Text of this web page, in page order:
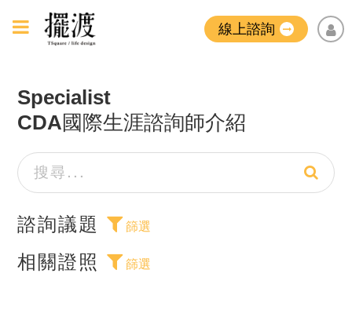
線上諮詢
Specialist
CDA國際生涯諮詢師介紹
諮詢議題 篩選
相關證照 篩選